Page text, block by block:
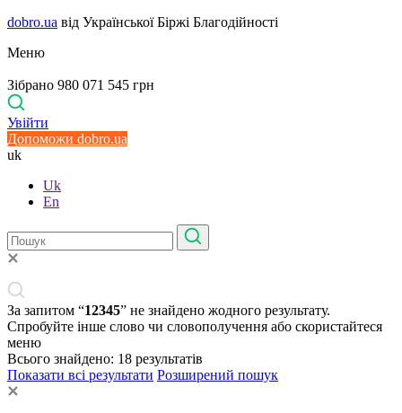
dobro.ua від Української Біржі Благодійності
Меню
Зібрано 980 071 545 грн
Увійти
Допоможи dobro.ua
uk
Uk
En
За запитом “12345” не знайдено жодного результату.
Спробуйте інше слово чи словополучення або скористайтеся
меню
Всього знайдено: 18 результатів
Показати всі результати Розширений пошук